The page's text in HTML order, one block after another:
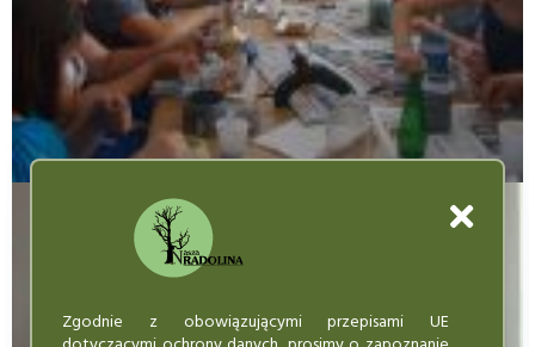
Zgodnie z obowiązującymi przepisami UE